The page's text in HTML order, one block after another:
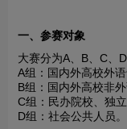
一、参赛对象
大赛分为A、B、C、
A组：国内外高校外
B组：国内外高校非
C组：民办院校、独
D组：社会公共人员。